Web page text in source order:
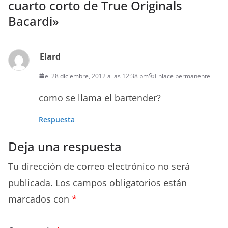
la
sa
de
Qu
cuarto corto de True Originals
Bacardi»
Elard
el 28 diciembre, 2012 a las 12:38 pm Enlace permanente
como se llama el bartender?
Respuesta
Deja una respuesta
Tu dirección de correo electrónico no será
publicada. Los campos obligatorios están
marcados con *